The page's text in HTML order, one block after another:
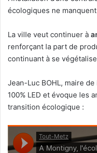
écologiques ne
La ville veut continuer à
renforçant la part de
continuant à se
Jean-Luc BOHL, maire
100% LED et évoque les
transition écologique :